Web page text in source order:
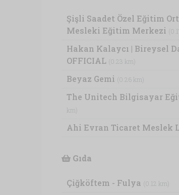
Şişli Saadet Özel Eğitim
Mesleki Eğitim Merkezi
Hakan Kalaycı | Bireysel
OFFICIAL (0.23 km)
Beyaz Gemi (0.26 km)
The Unitech Bilgisayar
km)
Ahi Evran Ticaret Meslek
Gıda
Çiğköftem - Fulya (0.12 km)